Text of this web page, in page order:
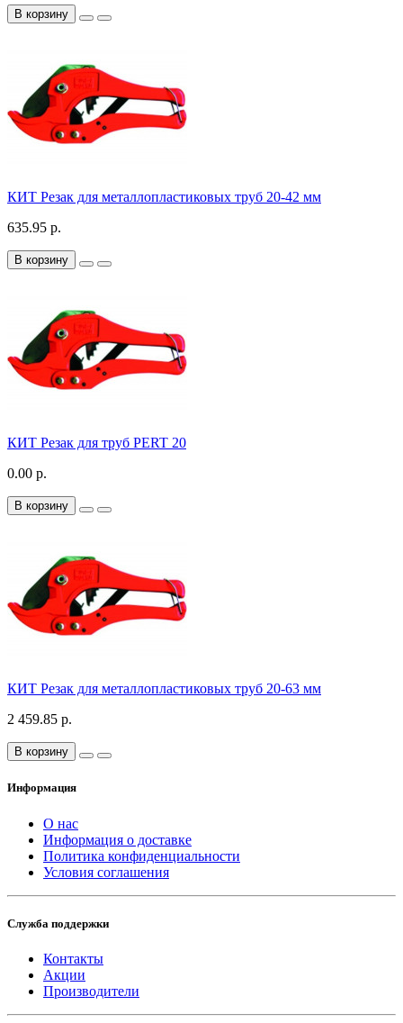
В корзину
КИТ Резак для металлопластиковых труб 20-42 мм
635.95 р.
В корзину
КИТ Резак для труб PERT 20
0.00 р.
В корзину
КИТ Резак для металлопластиковых труб 20-63 мм
2 459.85 р.
В корзину
Информация
О нас
Информация о доставке
Политика конфиденциальности
Условия соглашения
Служба поддержки
Контакты
Акции
Производители